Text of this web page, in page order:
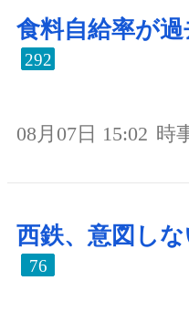
食料自給率が
292
08月07日 15:02 時
西鉄、意図し
76